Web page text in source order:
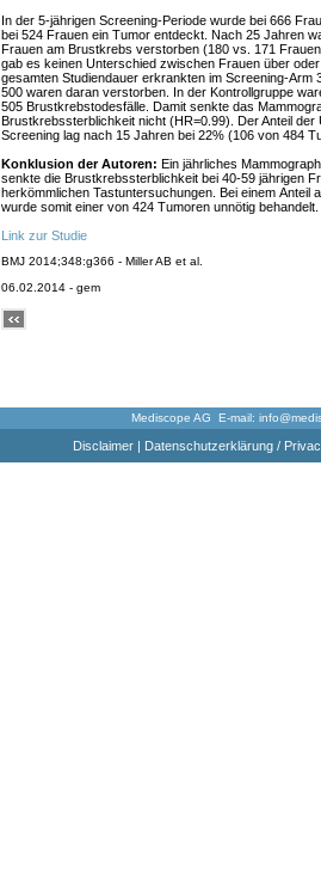
In der 5-jährigen Screening-Periode wurde bei 666
bei 524 Frauen ein Tumor entdeckt. Nach 25 Jahren
Frauen am Brustkrebs verstorben (180 vs. 171
gab es keinen Unterschied zwischen Frauen über
gesamten Studiendauer erkrankten im Screening-Arm
500 waren daran verstorben. In der Kontrollgruppe
505 Brustkrebstodesfälle. Damit senkte das
Brustkrebssterblichkeit nicht (HR=0.99). Der Anteil
Screening lag nach 15 Jahren bei 22% (106 von 484
Konklusion der Autoren: Ein jährliches
senkte die Brustkrebssterblichkeit bei 40-59 jährigen
herkömmlichen Tastuntersuchungen. Bei einem Anteil
wurde somit einer von 424 Tumoren unnötig behandelt.
Link zur Studie
BMJ 2014;348:g366 - Miller AB et al.
06.02.2014 - gem
Mediscope AG E-mail:
Disclaimer| Datenschutzerklärung /